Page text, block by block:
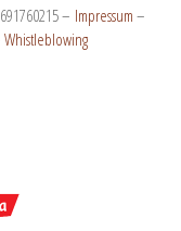
– Impressum –
Whistleblowing